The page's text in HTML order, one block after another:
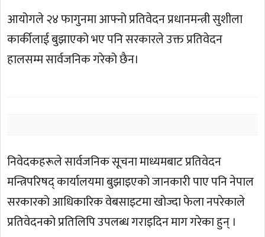
आयोगले २४ फागुनमा आफ्नो प्रतिवेदन प्रधानमन्त्री सुशीला
कार्कीलाई बुझाएको भए पनि सरकारले उक्त प्रतिवेदन
हालसम्म सार्वजनिक गरेको छैन।
निवेदकहरूले सार्वजनिक सूचना माध्यमबाट प्रतिवेदन
मन्त्रिपरिषद् कार्यालयमा बुझाइएको जानकारी पाए पनि नेपाल
सरकारको आधिकारिक वेबसाइटमा खोज्दा फेला नपरेकाले
प्रतिवेदनको प्रतिलिपि उपलब्ध गराइदिन माग गरेका हुन् ।